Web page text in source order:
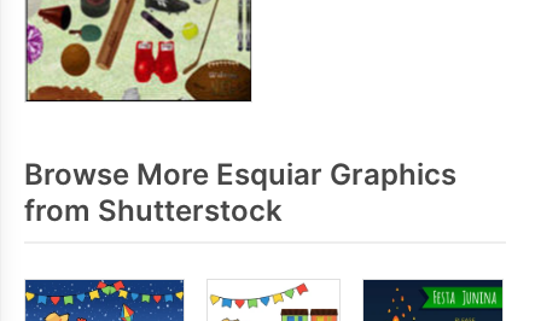
Browse More Esquiar Graphics
from Shutterstock